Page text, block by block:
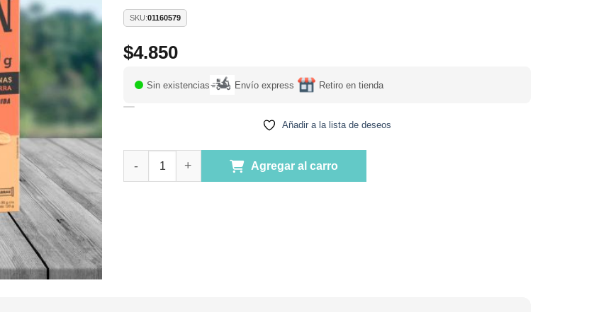
SKU:01160579
$4.850
Sin existencias Envío express Retiro en tienda
Añadir a la lista de deseos
Agregar al carro